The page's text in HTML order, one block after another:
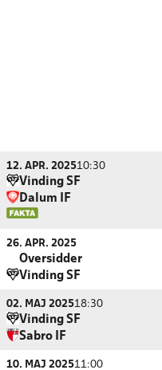
12. APR. 202510:30
Vinding SF
Dalum IF
26. APR. 2025
Oversidder
Vinding SF
02. MAJ 202518:30
Vinding SF
Sabro IF
10. MAJ 202511:00